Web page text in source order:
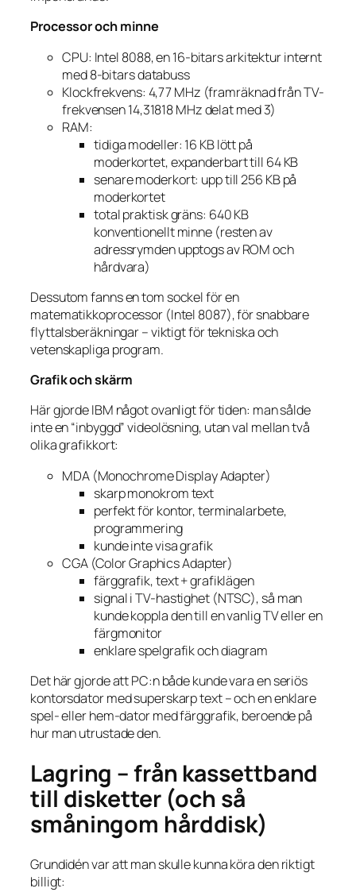
Processor och minne
CPU: Intel 8088, en 16-bitars arkitektur internt
med 8-bitars databuss
Klockfrekvens: 4,77 MHz (framräknad från TV-
frekvensen 14,31818 MHz delat med 3)
RAM:
tidiga modeller: 16 KB lött på
moderkortet, expanderbart till 64 KB
senare moderkort: upp till 256 KB på
moderkortet
total praktisk gräns: 640 KB
konventionellt minne (resten av
adressrymden upptogs av ROM och
hårdvara)
Dessutom fanns en tom sockel för en
matematikkop­rocessor (Intel 8087), för snabbare
flyttalsberäkningar – viktigt för tekniska och
vetenskapliga program.
Grafik och skärm
Här gjorde IBM något ovanligt för tiden: man sålde
inte en “inbyggd” videolösning, utan val mellan två
olika grafikkort:
MDA (Monochrome Display Adapter)
skarp monokrom text
perfekt för kontor, terminalarbete,
programmering
kunde inte visa grafik
CGA (Color Graphics Adapter)
färggrafik, text + grafiklägen
signal i TV-hastighet (NTSC), så man
kunde koppla den till en vanlig TV eller en
färgmonitor
enklare spelgrafik och diagram
Det här gjorde att PC:n både kunde vara en seriös
kontorsdator med superskarp text – och en enklare
spel- eller hem-dator med färggrafik, beroende på
hur man utrustade den.
Lagring – från kassettband
till disketter (och så
småningom hårddisk)
Grundidén var att man skulle kunna köra den riktigt
billigt: